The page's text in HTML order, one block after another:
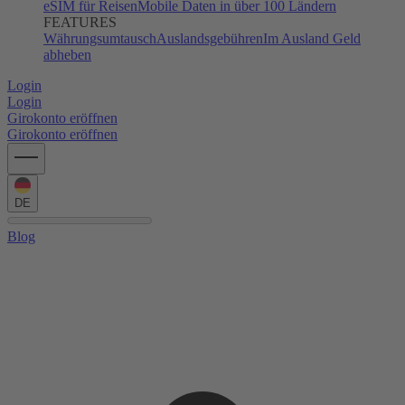
eSIM für ReisenMobile Daten in über 100 Ländern
FEATURES
WährungsumtauschAuslandsgebührenIm Ausland Geld
abheben
Login
Login
Girokonto eröffnen
Girokonto eröffnen
DE
Blog